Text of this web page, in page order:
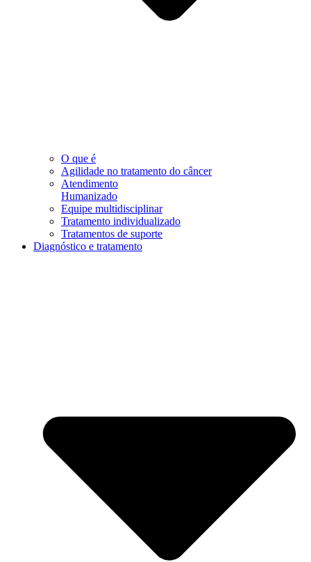
O que é
Agilidade no tratamento do câncer
Atendimento
Humanizado
Equipe multidisciplinar
Tratamento individualizado
Tratamentos de suporte
Diagnóstico e tratamento